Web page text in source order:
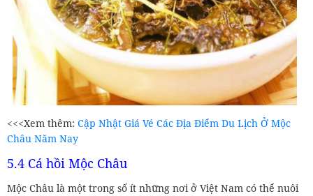
<<<Xem thêm: Cập Nhật Giá Vé Các Địa Điểm Du Lịch Ở Mộc
Châu Năm Nay
5.4 Cá hồi Mộc Châu
Mộc Châu là một trong số ít những nơi ở Việt Nam có thể nuôi